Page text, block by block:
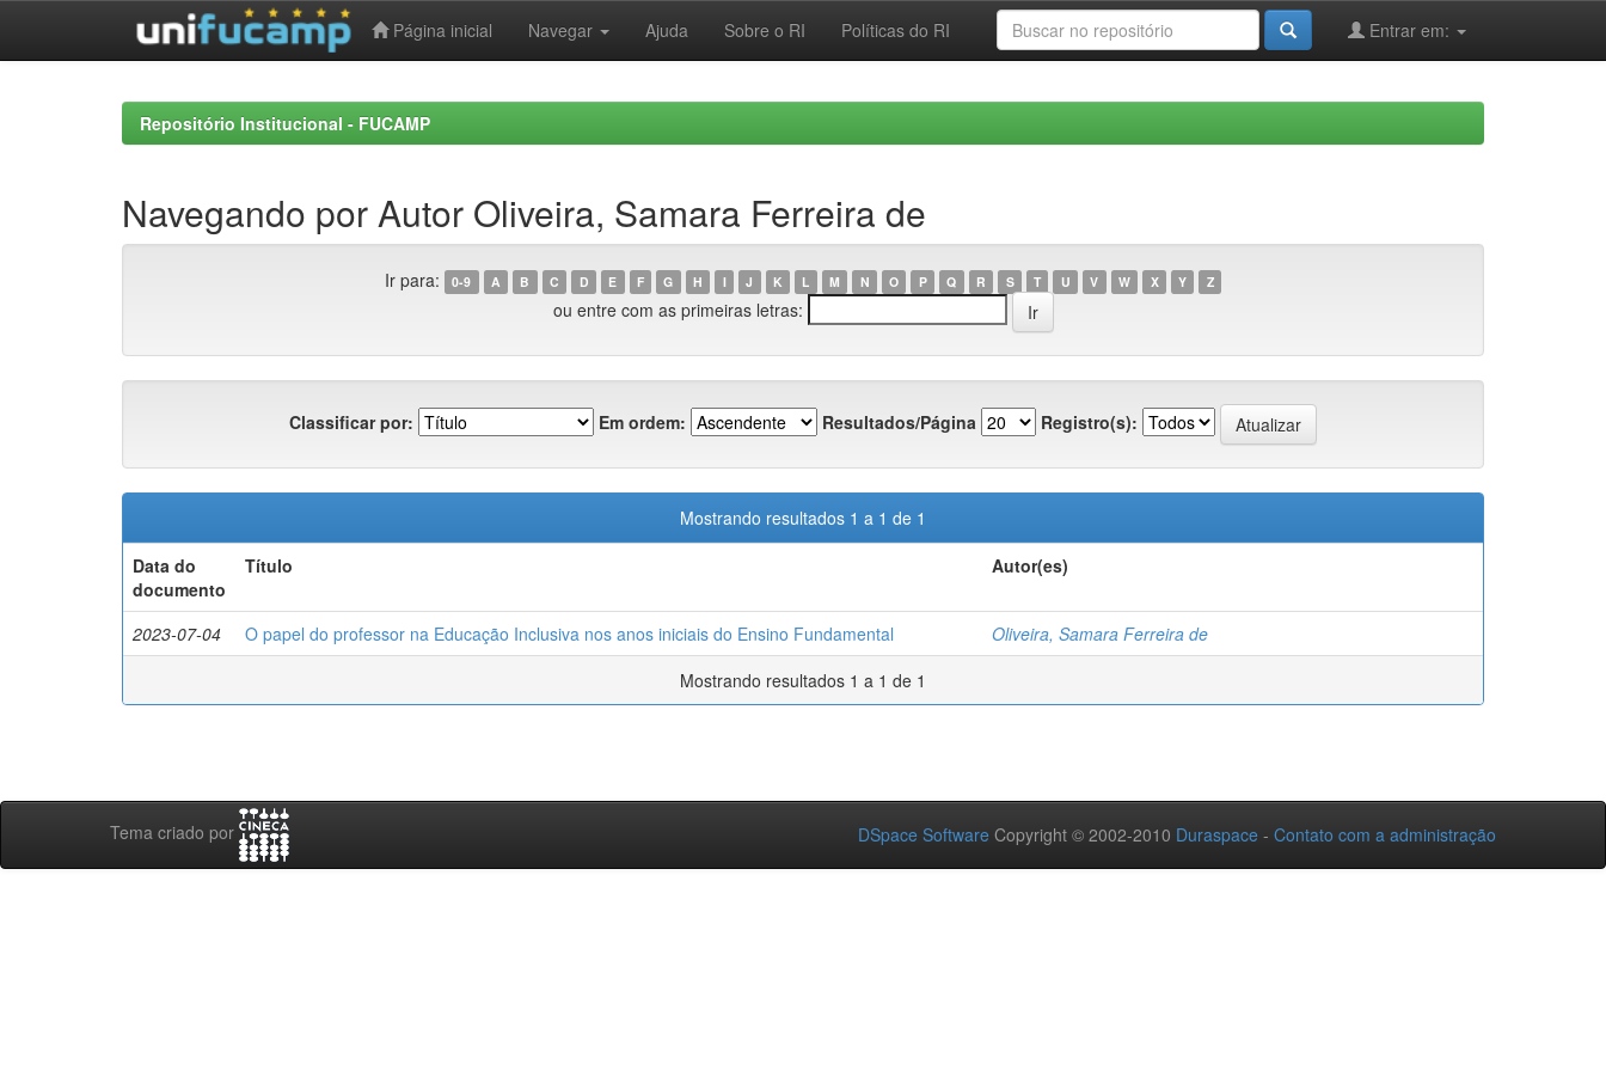
Página inicial Navegar Ajuda Sobre o RI Políticas do RI Entrar em:
Repositório Institucional - FUCAMP
Navegando por Autor Oliveira, Samara Ferreira de
Ir para: 0-9 A B C D E F G H I J K L M N O P Q R S T U V W X Y Z
ou entre com as primeiras letras:
Classificar por: Em ordem: Resultados/Página Registro(s):
Mostrando resultados 1 a 1 de 1
Data do
documento
Título Autor(es)
2023-07-04 O papel do professor na Educação Inclusiva nos anos iniciais do Ensino Fundamental
Oliveira, Samara Ferreira de
Mostrando resultados 1 a 1 de 1
Tema criado por DSpace Software Copyright © 2002-2010 Duraspace - Contato com a administração